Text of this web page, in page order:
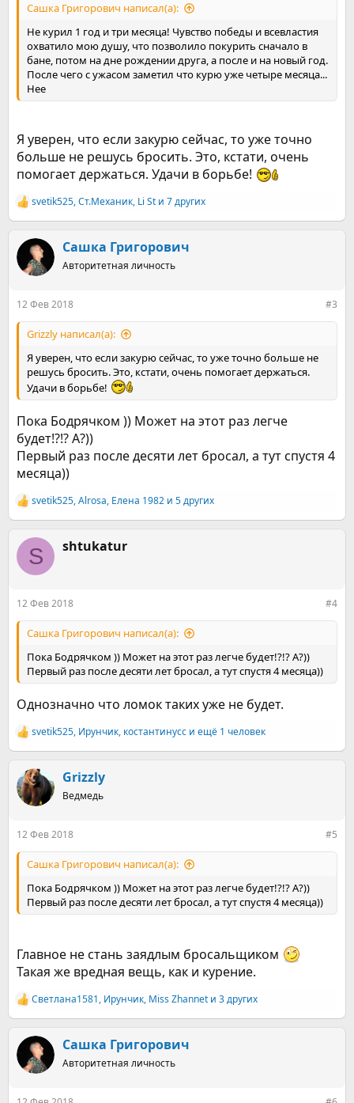
Сашка Григорович написал(а):
Не курил 1 год и три месяца! Чувство победы и всевластия
охватило мою душу, что позволило покурить сначало в
бане, потом на дне рождении друга, а после и на новый год.
После чего с ужасом заметил что курю уже четыре месяца...
Нее
Я уверен, что если закурю сейчас, то уже точно
больше не решусь бросить. Это, кстати, очень
помогает держаться. Удачи в борьбе!
Р
е
к
ц
и
svetik525,Ст.Механик, Li St и 7 других
Сашка Григорович
Авторитетная личность
12 Фев 2018 #3
Grizzly написал(а):
Я уверен, что если закурю сейчас, то уже точно больше не
решусь бросить. Это, кстати, очень помогает держаться.
Удачи в борьбе!
Пока Бодрячком )) Может на этот раз легче
будет!?!? А?))
Первый раз после десяти лет бросал, а тут спустя 4
месяца))
Р
е
к
ц
и
svetik525,Alrosa, Елена 1982 и 5 других
S shtukatur
12 Фев 2018 #4
Сашка Григорович написал(а):
Пока Бодрячком )) Может на этот раз легче будет!?!? А?))
Первый раз после десяти лет бросал, а тут спустя 4 месяца))
Однозначно что ломок таких уже не будет.
Р
е
к
ц
и
svetik525, Ирунчик, костантинусс и ещё 1 человек
Grizzly
Ведмедь
12 Фев 2018 #5
Сашка Григорович написал(а):
Пока Бодрячком )) Может на этот раз легче будет!?!? А?))
Первый раз после десяти лет бросал, а тут спустя 4 месяца))
Главное не стань заядлым бросальщиком
Такая же вредная вещь, как и курение.
Р
е
к
ц
и
Светлана1581, Ирунчик, Miss Zhannet и 3 других
Сашка Григорович
Авторитетная личность